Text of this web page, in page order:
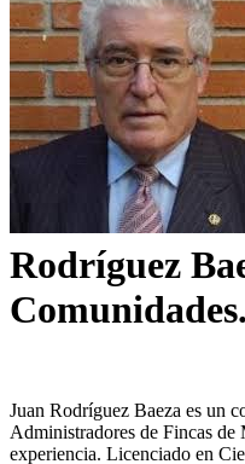
Rodríguez
Juan Rodríguez Baeza es un
Administradores de Fincas
experiencia. Licenciado en